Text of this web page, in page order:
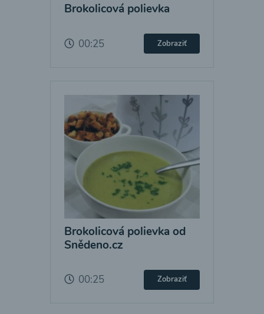
Brokolicová polievka
00:25 Zobraziť
Brokolicová polievka od
Snědeno.cz
00:25 Zobraziť